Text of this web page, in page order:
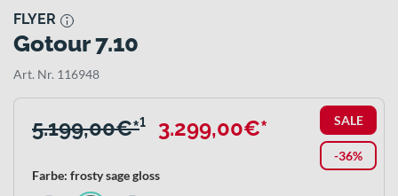
FLYER
Gotour 7.10
Art. Nr. 116948
SALE
-36%
5.199,00€*¹ 3.299,00€*
Farbe: frosty sage gloss